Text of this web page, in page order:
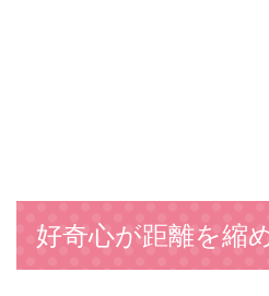
好奇心が距離を縮